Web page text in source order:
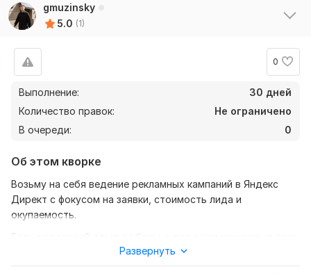
gmuzinsky
5.0 (1)
0
Выполнение:
30 дней
Количество правок:
Не ограничено
В очереди:
0
Об этом кворке
Возьму на себя ведение рекламных кампаний в Яндекс
Директ с фокусом на заявки, стоимость лида и
окупаемость.
Развернуть